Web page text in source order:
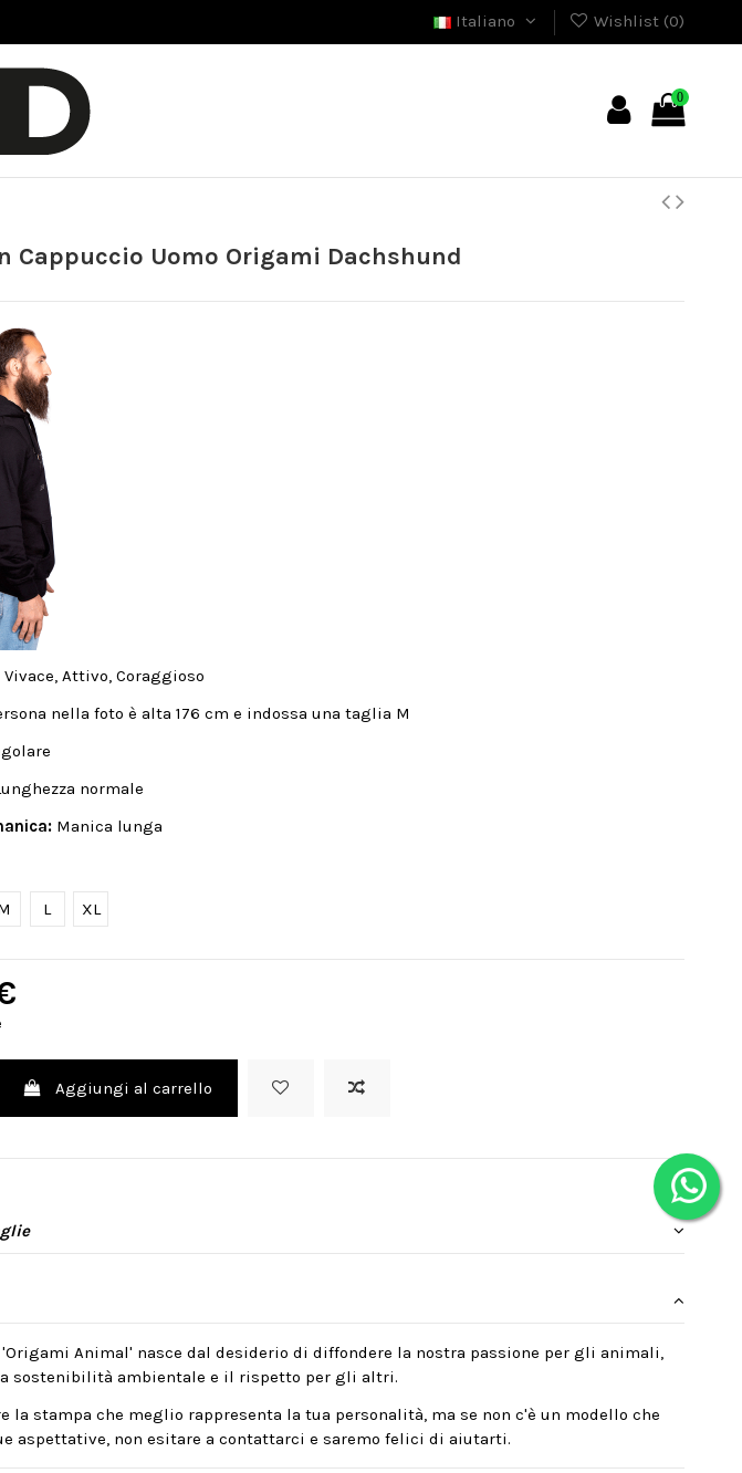
Italiano Wishlist (0)
0
Cappuccio Uomo Origami Dachshund
Vivace, Attivo, Coraggioso
nella foto è alta 176 cm e indossa una taglia M
normale
Manica lunga
L XL
Aggiungi al carrello
'Origami Animal' nasce dal desiderio di diffondere la nostra passione per gli animali,
sostenibilità ambientale e il rispetto per gli altri.
la stampa che meglio rappresenta la tua personalità, ma se non c'è un modello che
aspettative, non esitare a contattarci e saremo felici di aiutarti.